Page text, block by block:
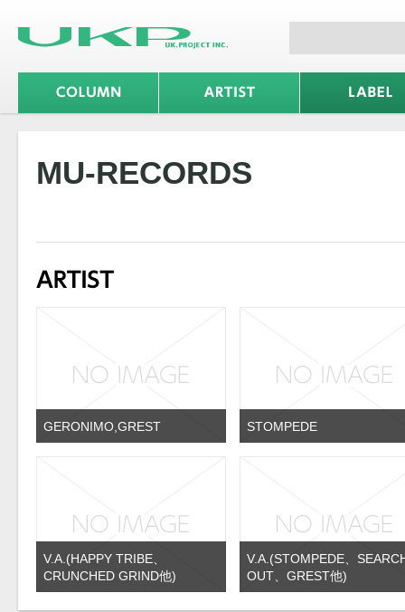
MU-RECORDS
GERONIMO,GREST STOMPEDE
V.A.(HAPPY TRIBE、
CRUNCHED GRIND他)
V.A.(STOMPEDE、
OUT、GREST他)